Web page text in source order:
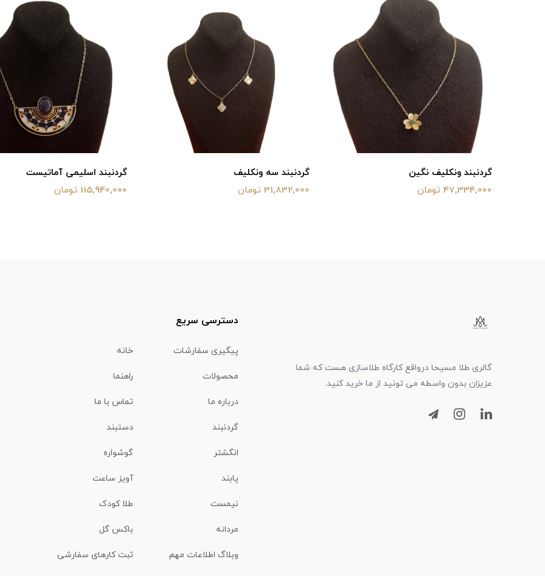
گردنبند ونکلیف نگین
47,334,000 تومان
گردنبند سه ونکلیف
31,832,000 تومان
گردنبند اسلیمی آماتیست
115,940,000 تومان
گالری طلا مسیحا درواقع کارگاه طلاسازی هست که شما
عزیزان بدون واسطه می تونید از ما خرید کنید.
دسترسی سریع
پیگیری سفارشات خانه
محصولات راهنما
درباره ما تماس با ما
گردنبند دستبند
انگشتر گوشواره
پابند آویز ساعت
نیمست طلا کودک
مردانه باکس گل
وبلاگ اطلاعات مهم ثبت کارهای سفارشی